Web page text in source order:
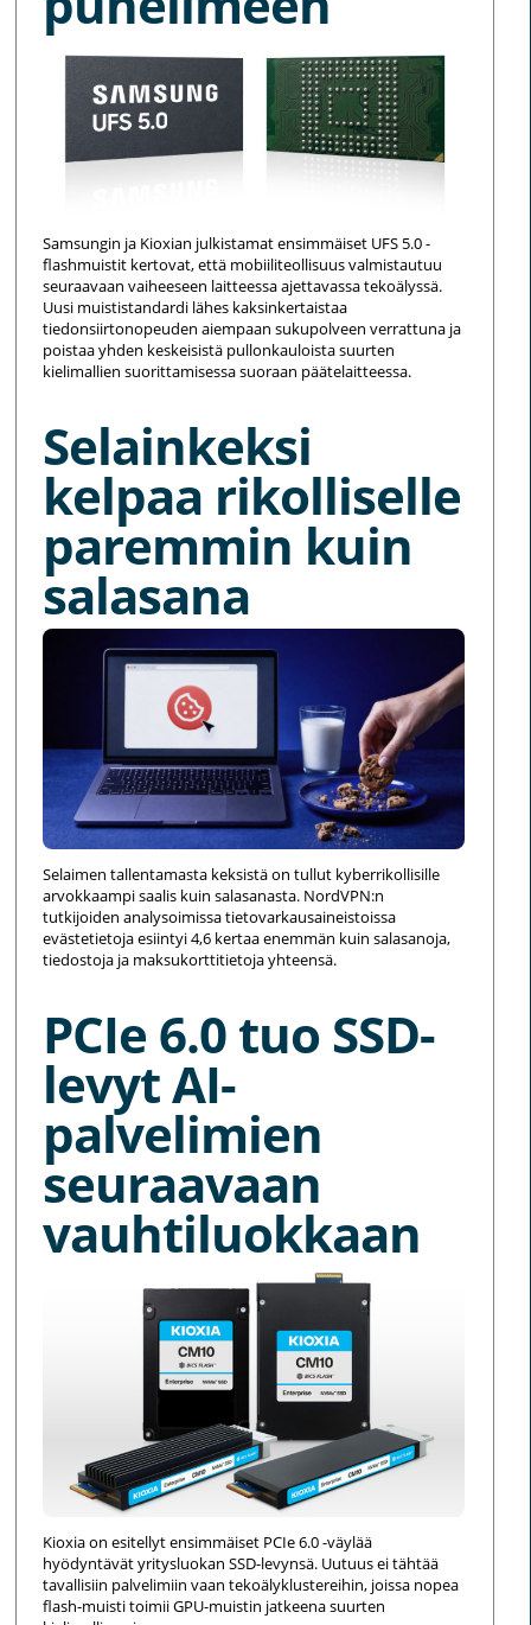
Samsungin ja Kioxian julkistamat ensimmäiset UFS 5.0 -
flashmuistit kertovat, että mobiiliteollisuus valmistautuu
seuraavaan vaiheeseen laitteessa ajettavassa tekoälyssä.
Uusi muististandardi lähes kaksinkertaistaa
tiedonsiirtonopeuden aiempaan sukupolveen verrattuna ja
poistaa yhden keskeisistä pullonkauloista suurten
kielimallien suorittamisessa suoraan päätelaitteessa.
Selainkeksi
kelpaa rikolliselle
paremmin kuin
salasana
Selaimen tallentamasta keksistä on tullut kyberrikollisille
arvokkaampi saalis kuin salasanasta. NordVPN:n
tutkijoiden analysoimissa tietovarkausaineistoissa
evästetietoja esiintyi 4,6 kertaa enemmän kuin salasanoja,
tiedostoja ja maksukorttitietoja yhteensä.
PCIe 6.0 tuo SSD-
levyt AI-
palvelimien
seuraavaan
vauhtiluokkaan
Kioxia on esitellyt ensimmäiset PCIe 6.0 -väylää
hyödyntävät yritysluokan SSD-levynsä. Uutuus ei tähtää
tavallisiin palvelimiin vaan tekoälyklustereihin, joissa nopea
flash-muisti toimii GPU-muistin jatkeena suurten